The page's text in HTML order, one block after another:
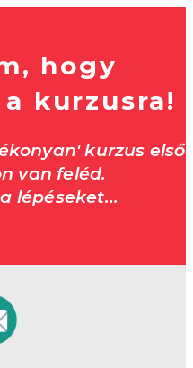
hogy
kurzusra!
kurzus első
van feléd.
lépéseket...